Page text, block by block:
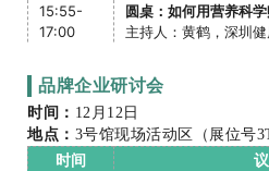
15:55-
17:00
圆桌：如何用营养科
主持人：黄鹤，深圳
对话嘉宾：5-6位高
17:00-
17:10
“深圳工匠” / 健康管理
17:10-
17:20
会员企业授牌仪式
品牌企业研讨会
时间： 12月12日
地点： 3号馆现场活动区（展位号
时间